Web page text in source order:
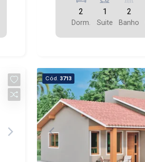
2
Dorm.
1
Suite
2
Banho
Cód. 3713